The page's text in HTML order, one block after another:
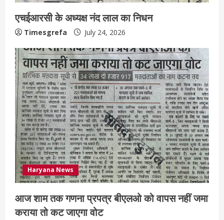
एचईआरसी के अध्यक्ष नंद लाल का निधन
Timesgrefa July 24, 2026
Haryana News
आज शाम तक गणना प्रपत्र बीएलओ को वापस नहीं जमा
कराया तो कट जाएगा वोट